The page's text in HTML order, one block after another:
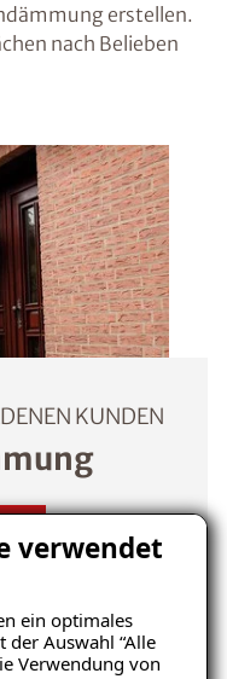
verwendet
ein optimales
der Auswahl “Alle
Verwendung von
erstellen.
nach Belieben
KUNDEN